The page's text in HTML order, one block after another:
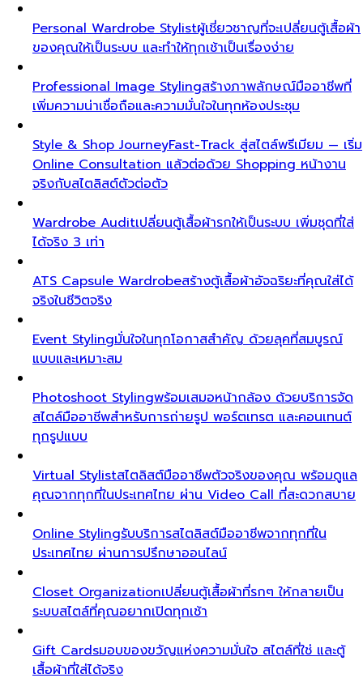
Personal Wardrobe Stylistผู้เชี่ยวชาญที่จะเปลี่ยนตู้เสื้อผ้า
ของคุณให้เป็นระบบ และทำให้ทุกเช้าเป็นเรื่องง่าย
Professional Image Stylingสร้างภาพลักษณ์มืออาชีพที่
เพิ่มความน่าเชื่อถือและความมั่นใจในทุกห้องประชุม
Style & Shop JourneyFast-Track สู่สไตล์พรีเมียม — เริ่ม
Online Consultation แล้วต่อด้วย Shopping หน้างาน
จริงกับสไตลิสต์ตัวต่อตัว
Wardrobe Auditเปลี่ยนตู้เสื้อผ้ารกให้เป็นระบบ เพิ่มชุดที่ใส่
ได้จริง 3 เท่า
ATS Capsule Wardrobeสร้างตู้เสื้อผ้าอัจฉริยะที่คุณใส่ได้
จริงในชีวิตจริง
Event Stylingมั่นใจในทุกโอกาสสำคัญ ด้วยลุคที่สมบูรณ์
แบบและเหมาะสม
Photoshoot Stylingพร้อมเสมอหน้ากล้อง ด้วยบริการจัด
สไตล์มืออาชีพสำหรับการถ่ายรูป พอร์ตเทรต และคอนเทนต์
ทุกรูปแบบ
Virtual Stylistสไตลิสต์มืออาชีพตัวจริงของคุณ พร้อมดูแล
คุณจากทุกที่ในประเทศไทย ผ่าน Video Call ที่สะดวกสบาย
Online Stylingรับบริการสไตลิสต์มืออาชีพจากทุกที่ใน
ประเทศไทย ผ่านการปรึกษาออนไลน์
Closet Organizationเปลี่ยนตู้เสื้อผ้าที่รกๆ ให้กลายเป็น
ระบบสไตล์ที่คุณอยากเปิดทุกเช้า
Gift Cardsมอบของขวัญแห่งความมั่นใจ สไตล์ที่ใช่ และตู้
เสื้อผ้าที่ใส่ได้จริง